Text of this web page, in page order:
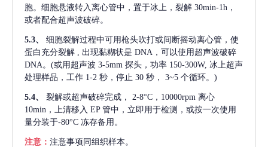
胞。细胞悬液转入离心管中，置于冰上，裂解 30min-1h，
或者配合超声波破碎。
5.3、
细胞裂解过程中可用枪头吹打或间断摇动离心管，使
蛋白充分裂解
, 出现黏糊状是 DNA，可以使用超声波破碎
DNA。(或用超声波 3-5mm 探头，功率 150-300W, 冰上超声
处理样品，工作 1-2 秒，停止 30 秒， 3~5 个循环。)
5.4、 裂解或超声破碎完成，
2-8°C，10000rpm 离心
10min，上清移入 EP 管中，立即用于检测，或按一次使用
量分装于-80°C 冻存备用。
注意： 注意事项同组织样本。